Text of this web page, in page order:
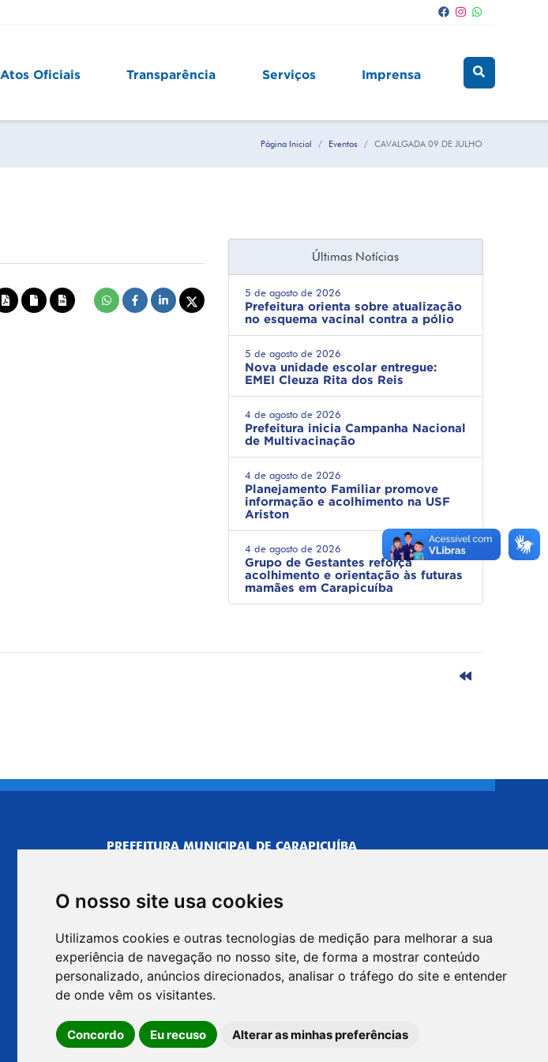
O nosso site usa cookies
Utilizamos cookies e outras tecnologias de medição para melhorar a sua
experiência de navegação no nosso site, de forma a mostrar conteúdo
personalizado, anúncios direcionados, analisar o tráfego do site e entender
de onde vêm os visitantes.
Concordo Eu recuso Alterar as minhas preferências
Atos Oficiais Transparência Serviços Imprensa
Página Inicial Eventos CAVALGADA 09 DE JULHO
Últimas Notícias
5 de agosto de 2026
Prefeitura orienta sobre atualização
no esquema vacinal contra a pólio
5 de agosto de 2026
Nova unidade escolar entregue:
EMEI Cleuza Rita dos Reis
4 de agosto de 2026
Prefeitura inicia Campanha Nacional
de Multivacinação
4 de agosto de 2026
Planejamento Familiar promove
informação e acolhimento na USF
Ariston
4 de agosto de 2026
Grupo de Gestantes reforça
acolhimento e orientação às futuras
mamães em Carapicuíba
PREFEITURA MUNICIPAL DE CARAPICUÍBA
CENTRO ADMINISTRATIVO
R. Joaquim das Neves, 211 - Vila Caldas, Carapicuíba/SP
Telefone: 4164-5500
GABINETE DO PREFEITO
R. Joaquim das Neves, 205 - Vila Caldas, Carapicuíba/SP
CEP: 06310-030, Brasil